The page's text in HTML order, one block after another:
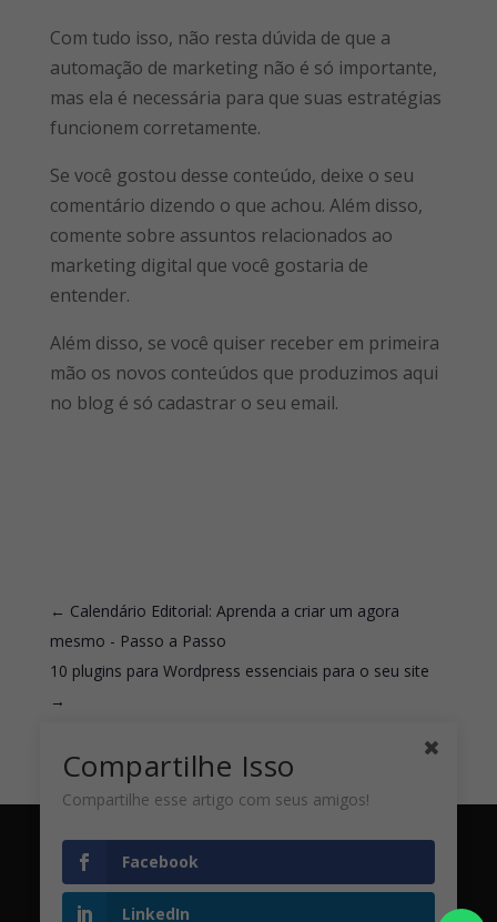
Com tudo isso, não resta dúvida de que a
automação de marketing não é só importante,
mas ela é necessária para que suas estratégias
funcionem corretamente.
Se você gostou desse conteúdo, deixe o seu
comentário dizendo o que achou. Além disso,
comente sobre assuntos relacionados ao
marketing digital que você gostaria de
entender.
Além disso, se você quiser receber em primeira
mão os novos conteúdos que produzimos aqui
no blog é só cadastrar o seu email.
← Calendário Editorial: Aprenda a criar um agora
mesmo - Passo a Passo
10 plugins para Wordpress essenciais para o seu site
→
© Copyright 2020-2025 ASV Content. Todos os
direitos reservados | Desenvolvido por:
Compartilhe Isso
Compartilhe esse artigo com seus amigos!
Facebook
LinkedIn